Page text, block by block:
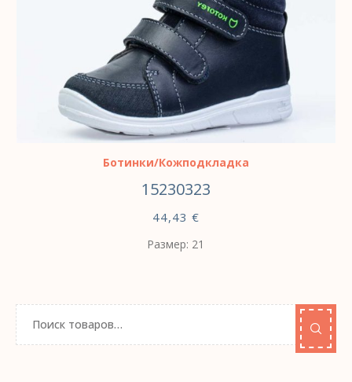
ВЫБЕРИТЕ ПАРАМЕТРЫ
Ботинки/Кожподкладка
15230323
44,43 €
Размер: 21